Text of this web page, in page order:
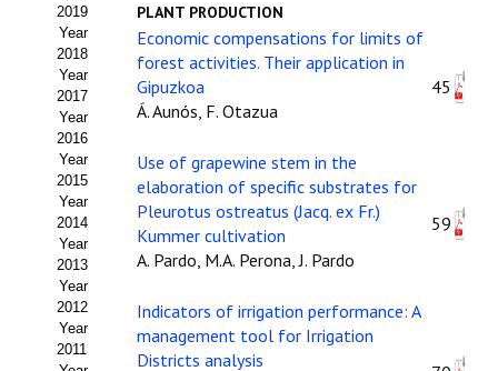
Presentación ITEA
Equipo Editorial
Leer revista ITEA
Directrices para autores/as
Políticas Editoriales
Propuesta Volumen Especial
Sello Calidad FECYT
Premio Prensa Agraria
2019
Year
2018
Year
2017
Year
2016
Year
2015
Year
2014
Year
2013
Year
2012
Year
2011
PLANT PRODUCTION
Economic compensations for limits of
forest activities. Their application in
Gipuzkoa
Á. Aunós, F. Otazua
45
Use of grapewine stem in the
elaboration of specific substrates for
Pleurotus ostreatus (Jacq. ex Fr.)
Kummer cultivation
A. Pardo, M.A. Perona, J. Pardo
59
Indicators of irrigation performance: A
management tool for Irrigation
Districts analysis